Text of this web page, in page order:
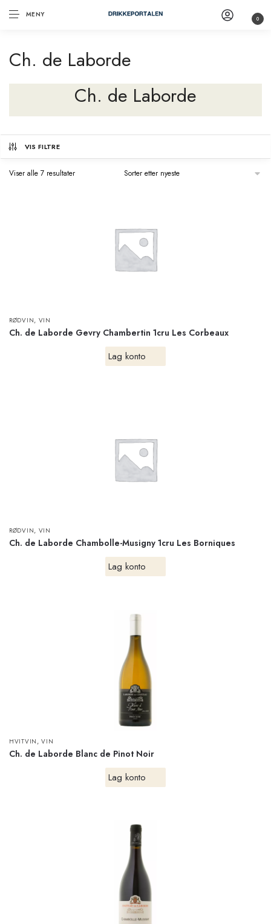
MENY 0
Ch. de Laborde
Ch. de Laborde
VIS FILTRE
Viser alle 7 resultater
RØDVIN, VIN
Ch. de Laborde Gevry Chambertin 1cru Les Corbeaux
Lag konto
RØDVIN, VIN
Ch. de Laborde Chambolle-Musigny 1cru Les Borniques
Lag konto
HVITVIN ,VIN
Ch. de Laborde Blanc de Pinot Noir
Lag konto